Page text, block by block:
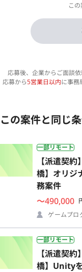
こ
応募後、企業からご面談
応募から5営業日以内に事務
この案件と同じ
一部リモート
【派遣契
橋】オリジ
務案件
〜490,000
ゲームプロ
一部リモート
【派遣契
橋】Unity